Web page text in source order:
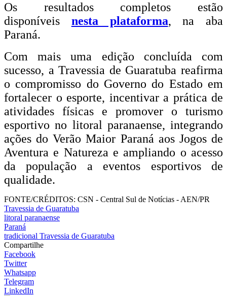
Os resultados completos estão
disponíveis nesta plataforma, na aba
Paraná.
Com mais uma edição concluída com
sucesso, a Travessia de Guaratuba reafirma
o compromisso do Governo do Estado em
fortalecer o esporte, incentivar a prática de
atividades físicas e promover o turismo
esportivo no litoral paranaense, integrando
ações do Verão Maior Paraná aos Jogos de
Aventura e Natureza e ampliando o acesso
da população a eventos esportivos de
qualidade.
FONTE/CRÉDITOS: CSN - Central Sul de Notícias - AEN/PR
Travessia de Guaratuba
litoral paranaense
Paraná
tradicional Travessia de Guaratuba
Compartilhe
Facebook
Twitter
Whatsapp
Telegram
LinkedIn